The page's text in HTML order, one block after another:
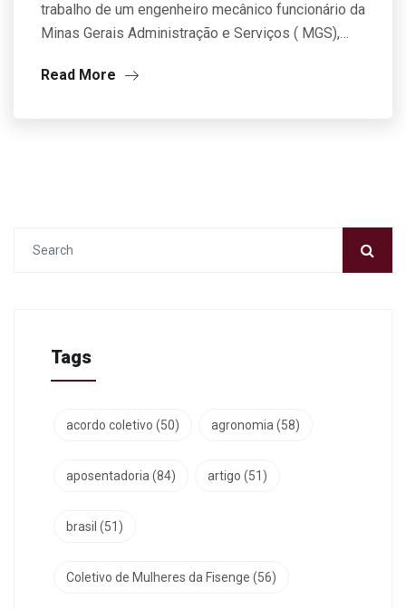
trabalho de um engenheiro mecânico funcionário da
Minas Gerais Administração e Serviços ( MGS),…
Read More
Tags
acordo coletivo (50) agronomia (58)
aposentadoria (84) artigo (51)
brasil (51)
Coletivo de Mulheres da Fisenge (56)